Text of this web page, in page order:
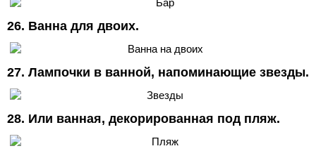
26. Ванна для двоих.
27. Лампочки в ванной, напоминающие звезды.
28. Или ванная, декорированная под пляж.